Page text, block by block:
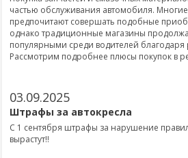
частью обслуживания автомобиля.
предпочитают совершать подобные
однако традиционные магазины
популярными среди водителей благодаря
Рассмотрим подробнее плюсы покупок в
03.09.2025
Штрафы за автокресла
С 1 сентября штрафы за нарушение
вырастут!!